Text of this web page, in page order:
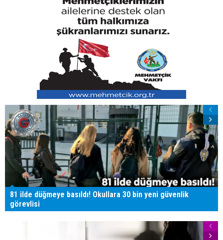
81 ilde düğmeye basıldı! Okullara 30 bin yeni güvenlik
görevlisi